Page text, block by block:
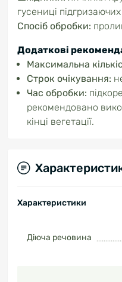
гусениці
Спосіб обробки:
Додаткові
Максимальна
Строк очікування:
Час обробки:
рекомендовано
кінці вегетації.
Характеристики
Діюча речовина